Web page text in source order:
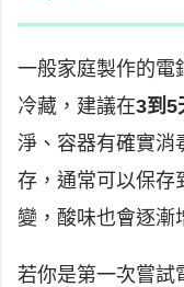
一般家庭製作的電
冷藏，建議在3到5
淨、容器有確實消
存，通常可以保存
變，酸味也會逐漸
若你是第一次嘗試